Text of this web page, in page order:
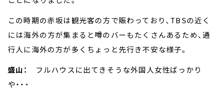
この時期の赤坂は観光客の方で賑わっており、TBSの近く
には海外の方が集まると噂のバーもたくさんあるため、通
行人に海外の方が多くちょっと先行き不安な様子。
盛山：
フルハウスに出てきそうな外国人女性ばっかり
や・・・